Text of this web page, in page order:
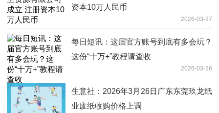
资本10万人民币
2026-03-27
每日短讯：这届官方账号到底有多会玩？
这份“十万+”教程请查收
2026-03-26
生意社：2026年3月26日广东东莞玖龙纸
业废纸收购价格上调